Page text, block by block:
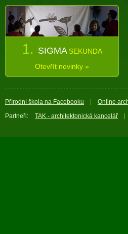
1. SIGMA SEKUNDA
Otevřít novinky »
Přírodní škola na Facebooku Online
Partneři:
TAK - architektonická kancelář